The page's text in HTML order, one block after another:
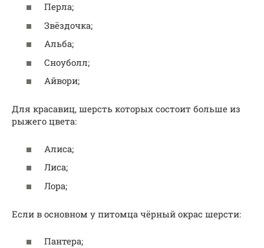
Перла;
Звёздочка;
Альба;
Сноуболл;
Айвори;
Для красавиц, шерсть которых состоит больше из
рыжего цвета:
Алиса;
Лиса;
Лора;
Если в основном у питомца чёрный окрас шерсти:
Пантера;